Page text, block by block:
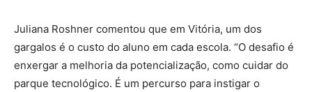
Juliana Roshner comentou que em Vitória, um dos
gargalos é o custo do aluno em cada escola. “O desafio é
enxergar a melhoria da potencialização, como cuidar do
parque tecnológico. É um percurso para instigar o